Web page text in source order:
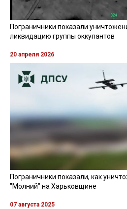
Пограничники показали
ликвидацию группы оккупантов
20 апреля 2026
Пограничники показали, как
"Молний" на Харьковщине
07 августа 2025